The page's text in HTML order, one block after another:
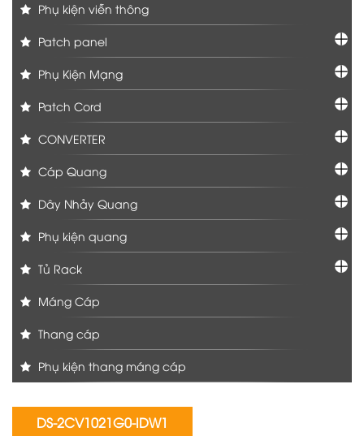
Phụ kiện viễn thông
Patch panel
Phụ Kiện Mạng
Patch Cord
CONVERTER
Cáp Quang
Dây Nhảy Quang
Phụ kiện quang
Tủ Rack
Máng Cáp
Thang cáp
Phụ kiện thang máng cáp
DS-2CV1021G0-IDW1